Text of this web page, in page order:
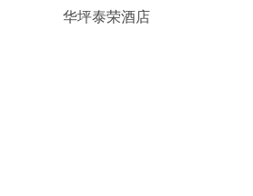
华坪泰荣酒店